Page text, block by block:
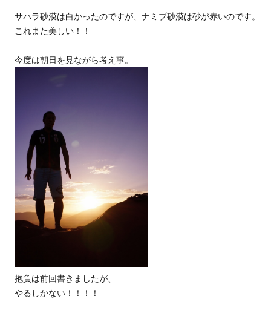
サハラ砂漠は白かったのですが、ナミブ砂漠は砂が赤いのです。
これまた美しい！！
今度は朝日を見ながら考え事。
抱負は前回書きましたが、
やるしかない！！！！